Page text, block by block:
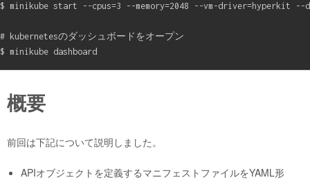
$ minikube start --cpus=3 --memory=2048 --vm-driver=hyperkit --
# kubernetesのダッシュボードをオープン
概要
前回は下記について説明しました。
APIオブジェクトを定義するマニフェストファイルをYAML形